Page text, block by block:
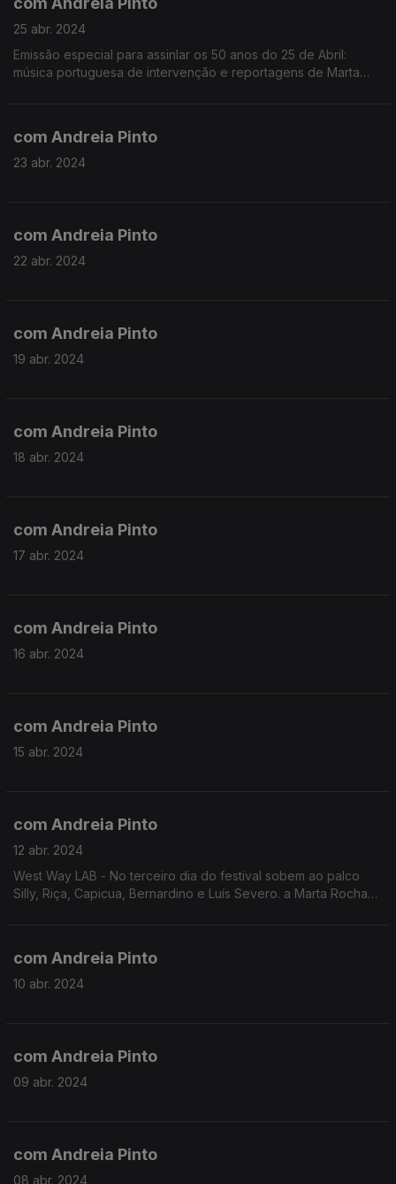
25 abr. 2024
Emissão especial para assinlar os 50 anos do 25 de Abril:
música portuguesa de intervenção e reportagens de Marta
com Andreia Pinto
23 abr. 2024
com Andreia Pinto
22 abr. 2024
com Andreia Pinto
19 abr. 2024
com Andreia Pinto
18 abr. 2024
com Andreia Pinto
17 abr. 2024
com Andreia Pinto
16 abr. 2024
com Andreia Pinto
15 abr. 2024
com Andreia Pinto
12 abr. 2024
West Way LAB - No terceiro dia do festival sobem ao palco
Silly, Riça, Capicua, Bernardino e Luís Severo. a Marta Rocha
com Andreia Pinto
10 abr. 2024
com Andreia Pinto
09 abr. 2024
com Andreia Pinto
08 abr. 2024